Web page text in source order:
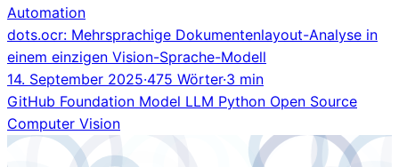
Automation
dots.ocr: Mehrsprachige Dokumentenlayout-Analyse in
einem einzigen Vision-Sprache-Modell
14. September 2025·475 Wörter·3 min
GitHub Foundation Model LLM Python Open Source
Computer Vision